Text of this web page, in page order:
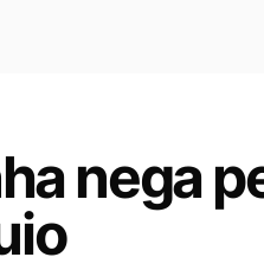
nega